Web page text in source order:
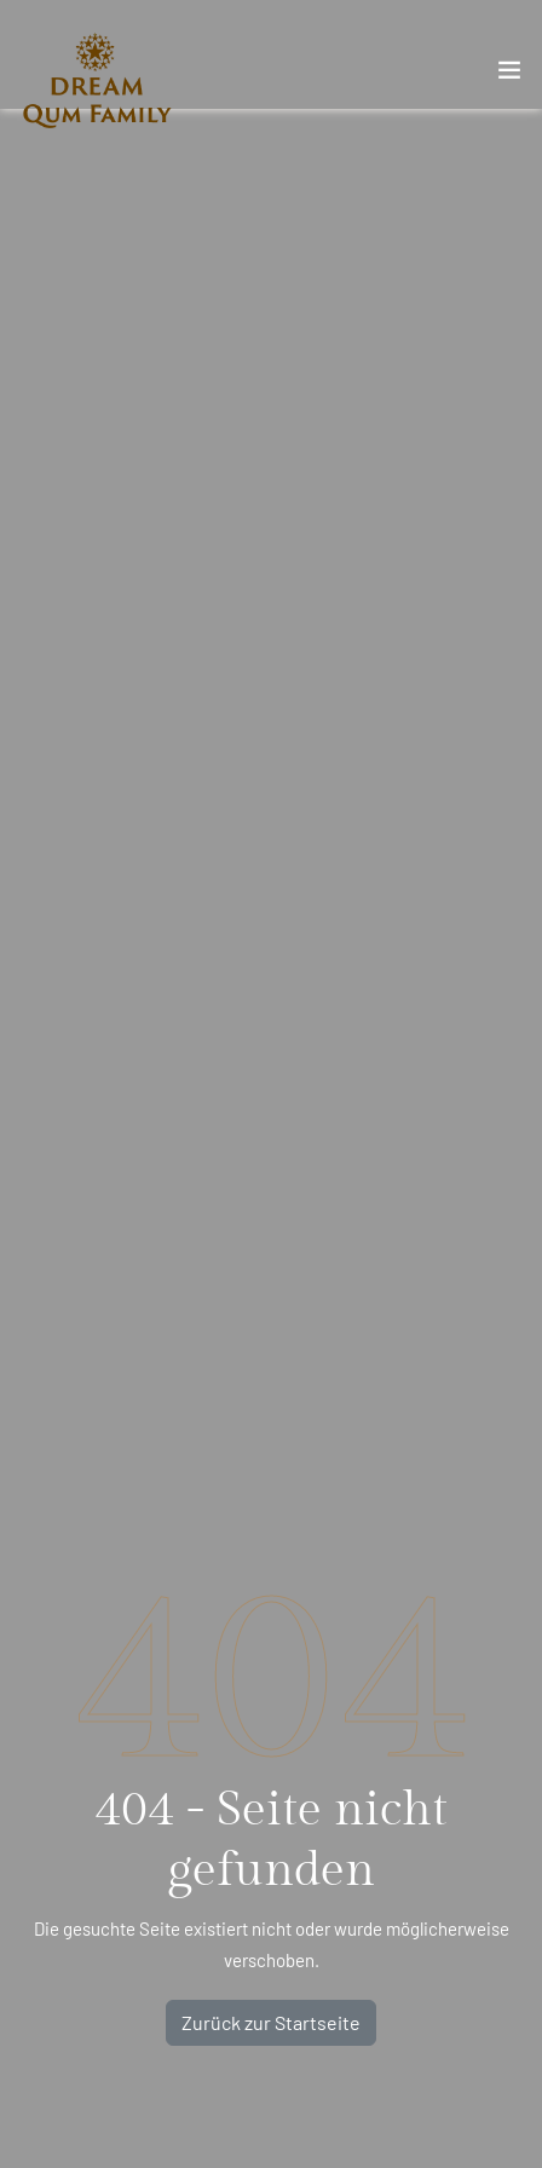
404
404 - Seite nicht
gefunden
Die gesuchte Seite existiert nicht oder wurde möglicherweise
verschoben.
Zurück zur Startseite